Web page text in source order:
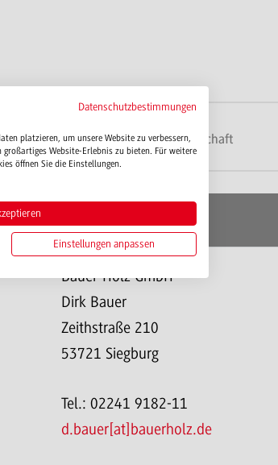
Ressourcenmanagement-Holzwirtschaft
Bauer-Holz GmbH
Dirk Bauer
Zeithstraße 210
53721 Siegburg
Tel.: 02241 9182-11
d.bauer[at]bauerholz.de
Datenschutzbestimmungen
platzieren, um unsere Website zu verbessern,
Website-Erlebnis zu bieten. Für weitere
öffnen Sie die Einstellungen.
Einstellungen anpassen